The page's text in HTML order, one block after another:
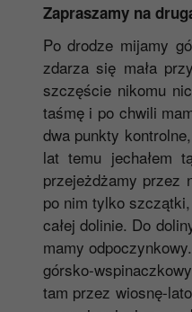
Zapraszamy na
Po drodze mijamy
zdarza się mała
szczęście nikomu
taśmę i po chwili
dwa punkty
lat temu jechałem
przejeżdżamy przez
po nim tylko
całej dolinie. Do
mamy
górsko-
tam przez wiosnę-